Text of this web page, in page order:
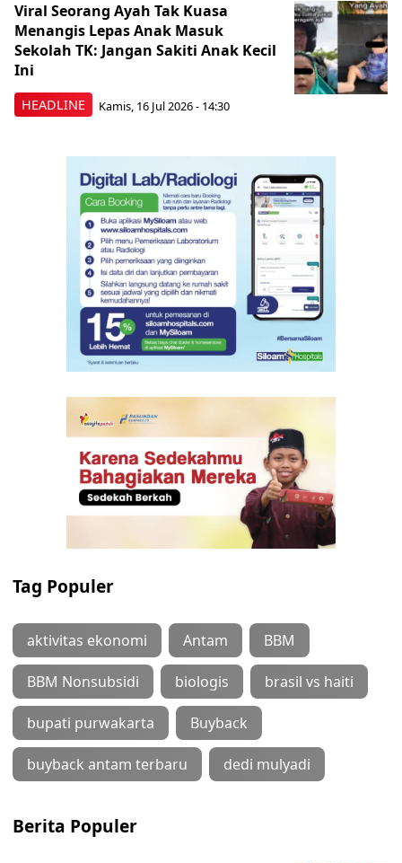
HEADLINE
Viral Seorang Ayah Tak Kuasa
Menangis Lepas Anak Masuk
Sekolah TK: Jangan Sakiti Anak Kecil
Ini
Kamis, 16 Jul 2026 - 14:30
Tag Populer
aktivitas ekonomi Antam BBM
BBM Nonsubsidi biologis brasil vs haiti
bupati purwakarta Buyback
buyback antam terbaru dedi mulyadi
Berita Populer